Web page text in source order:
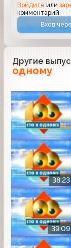
Войдите или
комментарий
Вход
Другие
одному
38:23
39:09